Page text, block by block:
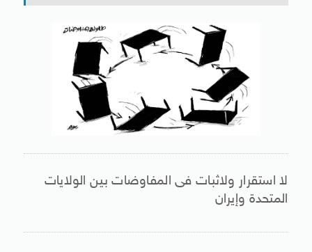
لا استقرار ولاثبات فى المفاوضات بين الولايات
المتحدة وإيران